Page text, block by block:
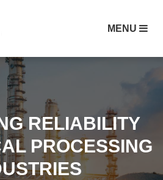
MENU
RELIABILITY
PROCESSING